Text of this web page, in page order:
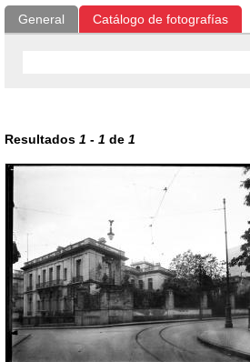
General Catálogo de fotografías
Resultados 1 - 1 de 1